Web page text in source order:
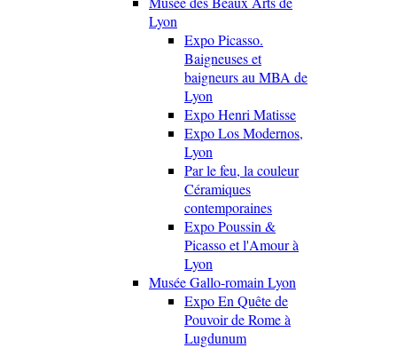
Lyon
Expo Picasso.
Baigneuses et
baigneurs au MBA de
Lyon
Expo Henri Matisse
Expo Los Modernos,
Lyon
Par le feu, la couleur
Céramiques
contemporaines
Expo Poussin &
Picasso et l'Amour à
Lyon
Musée Gallo-romain Lyon
Expo En Quête de
Pouvoir de Rome à
Lugdunum